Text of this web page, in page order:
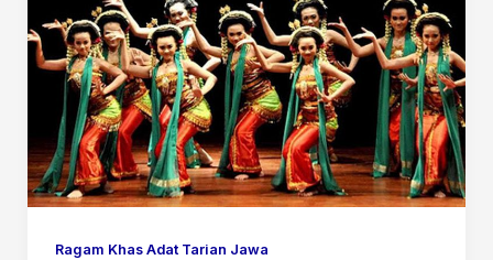
Ragam Khas Adat Tarian Jawa